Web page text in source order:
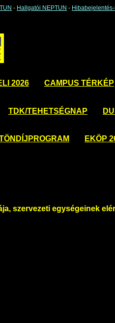
- Hallgatói NEPTUN -
2026 CAMPUS TÉRKÉP
TDK/TEHETSÉGNAP
EKÖP
szervezeti egységeinek